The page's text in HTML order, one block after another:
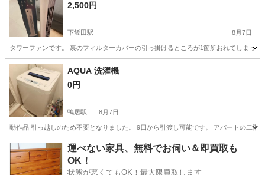
2,500円
下飯田駅 8月7日
タワーファンです。 裏のフィルターカバーの引っ掛けるところが1箇所おれてしまっ
神奈川 横浜市 下飯田駅
AQUA 洗濯機
0円
鴨居駅 8月7日
動作品 引っ越しのため不要となりました。 9日から引渡し可能です。 アパートの二階
神奈川 横浜市 鴨居駅 生活家電
運べない家具、無料でお伺い＆即買取も
OK！
状態が悪くてもOK！最大限買取します